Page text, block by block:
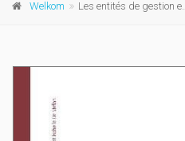
Welkom Les entités de gestion et de transmission patrimoniales